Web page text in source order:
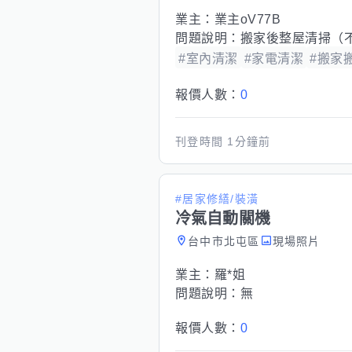
業主： 業主oV77B
問題說明： 搬家後整屋清掃（
#室內清潔 #家電清潔 #搬家
報價人數： 0
刊登時間 1分鐘前
#居家修繕/裝潢
冷氣自動關機
台中市北屯區 現場照片
業主： 羅*姐
問題說明： 無
報價人數： 0